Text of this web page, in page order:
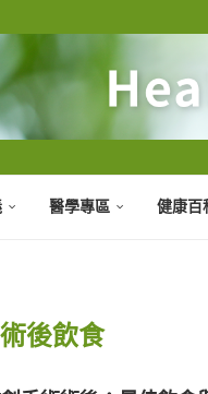
醫學專區 健康百
後飲食